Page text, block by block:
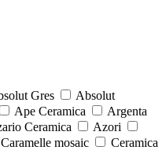
Gres
Absolut
Ape Ceramica
Argenta
Ceramica
Azori
Caramelle mosaic
Ceramica